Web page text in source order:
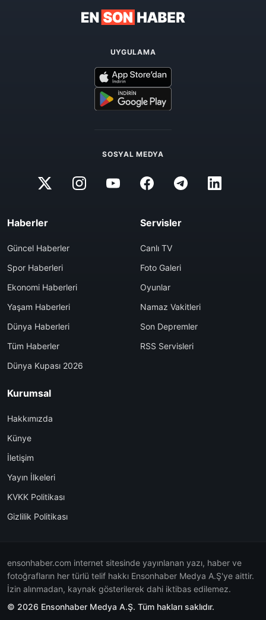
UYGULAMA
SOSYAL MEDYA
Haberler
Güncel Haberler
Spor Haberleri
Ekonomi Haberleri
Yaşam Haberleri
Dünya Haberleri
Tüm Haberler
Dünya Kupası 2026
Servisler
Canlı TV
Foto Galeri
Oyunlar
Namaz Vakitleri
Son Depremler
RSS Servisleri
Kurumsal
Hakkımızda
Künye
İletişim
Yayın İlkeleri
KVKK Politikası
Gizlilik Politikası
ensonhaber.com internet sitesinde yayınlanan yazı, haber ve
fotoğrafların her türlü telif hakkı Ensonhaber Medya A.Ş'ye aittir.
İzin alınmadan, kaynak gösterilerek dahi iktibas edilemez.
© 2026 Ensonhaber Medya A.Ş. Tüm hakları saklıdır.